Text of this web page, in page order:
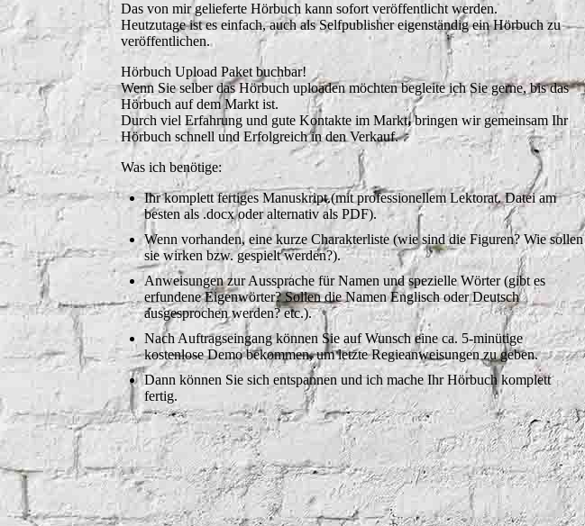
Das von mir gelieferte Hörbuch kann sofort veröffentlicht werden.
Heutzutage ist es einfach, auch als Selfpublisher eigenständig ein Hörbuch zu
veröffentlichen.
Hörbuch Upload Paket buchbar!
Wenn Sie selber das Hörbuch uploaden möchten begleite ich Sie gerne, bis das
Hörbuch auf dem Markt ist.
Durch viel Erfahrung und gute Kontakte im Markt, bringen wir gemeinsam Ihr
Hörbuch schnell und Erfolgreich in den Verkauf.
Was ich benötige:
Ihr komplett fertiges Manuskript (mit professionellem Lektorat. Datei am
besten als .docx oder alternativ als PDF).
Wenn vorhanden, eine kurze Charakterliste (wie sind die Figuren? Wie sollen
sie wirken bzw. gespielt werden?).
Anweisungen zur Aussprache für Namen und spezielle Wörter (gibt es
erfundene Eigenwörter? Sollen die Namen Englisch oder Deutsch
ausgesprochen werden? etc.).
Nach Auftragseingang können Sie auf Wunsch eine ca. 5-minütige
kostenlose Demo bekommen, um letzte Regieanweisungen zu geben.
Dann können Sie sich entspannen und ich mache Ihr Hörbuch komplett
fertig.